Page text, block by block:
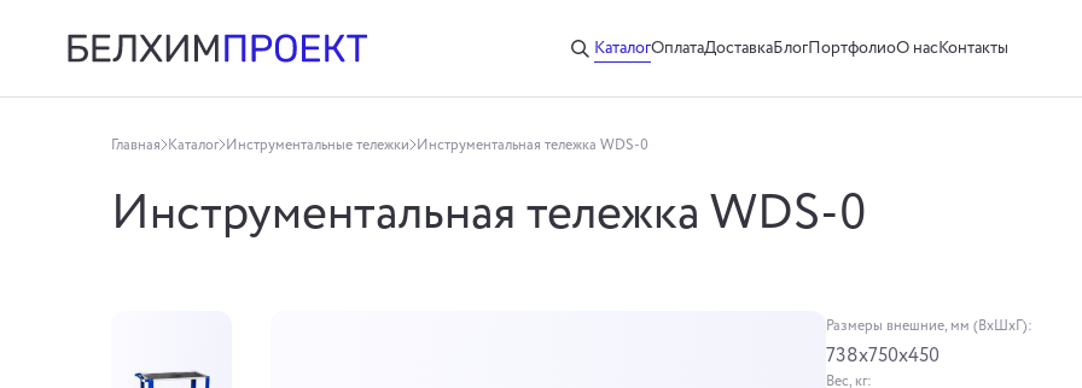
КаталогОплатаДоставкаБлогПортфолиоО насКонтакты
Главная Каталог Инструментальные тележки Инструментальная тележка WDS-0
Инструментальная тележка WDS-0
Размеры внешние, мм (ВхШхГ):
738x750x450
Вес, кг: